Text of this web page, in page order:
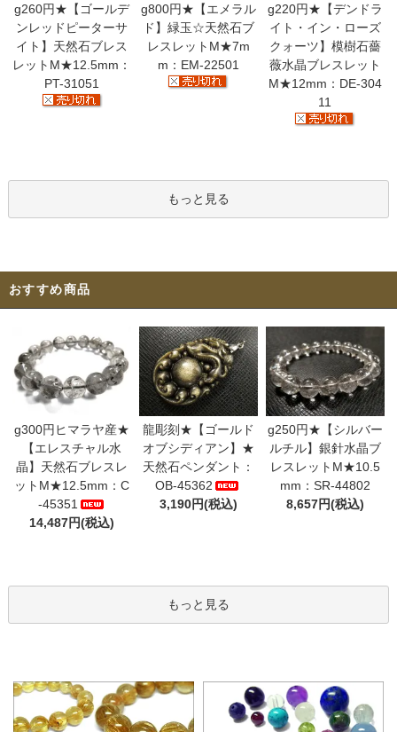
g260円★【ゴールデ
ンレッドピーターサ
イト】天然石ブレス
レットM★12.5mm：
PT-31051
g800円★【エメラル
ド】緑玉☆天然石ブ
レスレットM★7m
m：EM-22501
g220円★【デンドラ
イト・イン・ローズ
クォーツ】模樹石薔
薇水晶ブレスレット
M★12mm：DE-304
11
もっと見る
おすすめ商品
g300円ヒマラヤ産★
【エレスチャル水
晶】天然石ブレスレ
ットM★12.5mm：C
-45351
14,487円(税込)
龍彫刻★【ゴールド
オブシディアン】★
天然石ペンダント：
OB-45362
3,190円(税込)
g250円★【シルバー
ルチル】銀針水晶ブ
レスレットM★10.5
mm：SR-44802
8,657円(税込)
もっと見る